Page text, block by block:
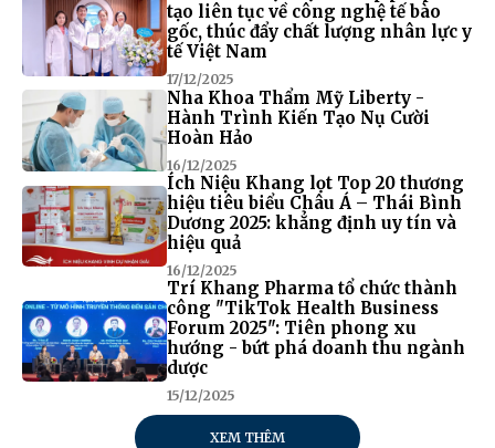
tạo liên tục về công nghệ tế bào
gốc, thúc đẩy chất lượng nhân lực y
tế Việt Nam
17/12/2025
Nha Khoa Thẩm Mỹ Liberty -
Hành Trình Kiến Tạo Nụ Cười
Hoàn Hảo
16/12/2025
Ích Niệu Khang lọt Top 20 thương
hiệu tiêu biểu Châu Á – Thái Bình
Dương 2025: khẳng định uy tín và
hiệu quả
16/12/2025
Trí Khang Pharma tổ chức thành
công "TikTok Health Business
Forum 2025": Tiên phong xu
hướng - bứt phá doanh thu ngành
dược
15/12/2025
XEM THÊM